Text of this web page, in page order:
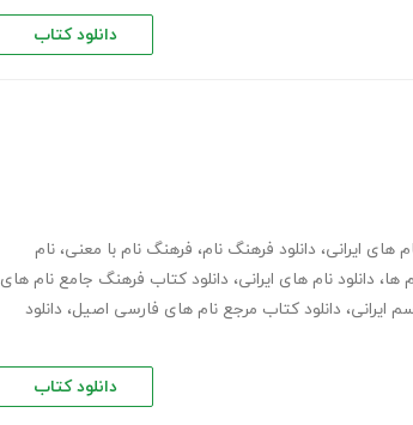
دانلود کتاب
های ایرانی، دانلود فرهنگ نام، فرهنگ نام با معنی، نام
ها، دانلود نام های ایرانی، دانلود کتاب فرهنگ جامع نام های
ایرانی، دانلود کتاب مرجع نام های فارسی اصیل، دانلود
دانلود کتاب